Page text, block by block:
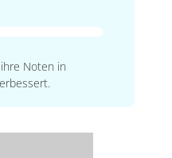
Noten in